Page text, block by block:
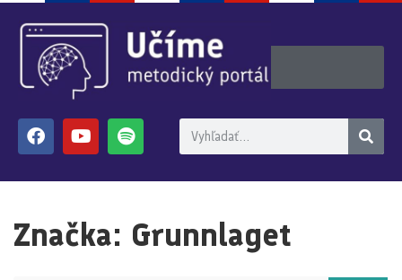
Značka: Grunnlaget